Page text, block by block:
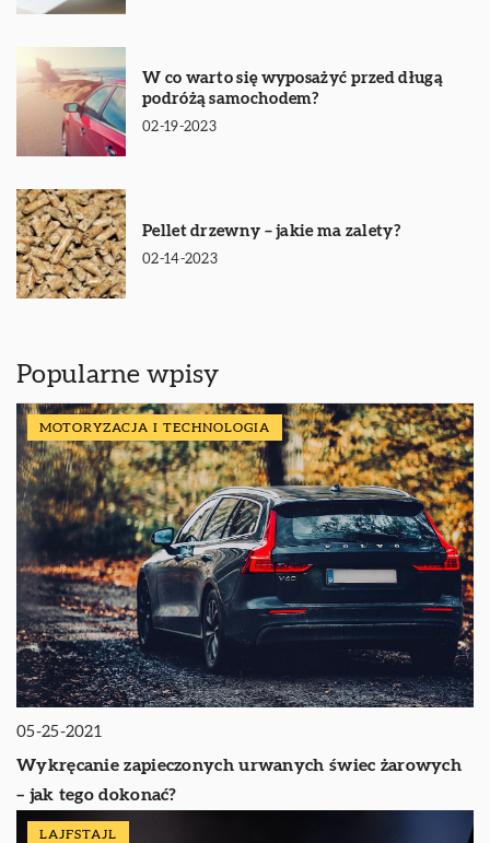
W co warto się wyposażyć przed długą
podróżą samochodem?
02-19-2023
Pellet drzewny – jakie ma zalety?
02-14-2023
Popularne wpisy
MOTORYZACJA I TECHNOLOGIA
05-25-2021
Wykręcanie zapieczonych urwanych świec żarowych
– jak tego dokonać?
LAJFSTAJL